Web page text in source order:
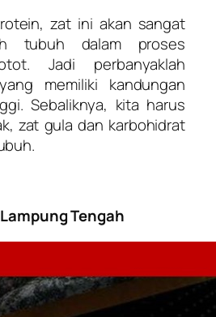
zat ini akan sangat
tubuh dalam proses
Jadi perbanyaklah
memiliki kandungan
Sebaliknya, kita harus
zat gula dan karbohidrat
Tengah